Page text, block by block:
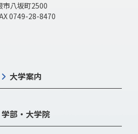
市八坂町2500
0749-28-8470
ンドウで開く
大学案内
学部・大学院